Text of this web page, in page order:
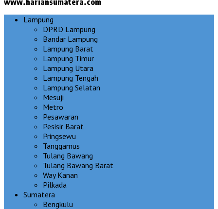
Lampung
DPRD Lampung
Bandar Lampung
Lampung Barat
Lampung Timur
Lampung Utara
Lampung Tengah
Lampung Selatan
Mesuji
Metro
Pesawaran
Pesisir Barat
Pringsewu
Tanggamus
Tulang Bawang
Tulang Bawang Barat
Way Kanan
Pilkada
Sumatera
Bengkulu